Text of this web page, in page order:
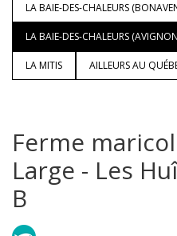
LA BAIE-DES-CHALEURS
LA BAIE-DES-CHALEURS
LA MITIS AILLEURS AU
Ferme
Large - Les
B